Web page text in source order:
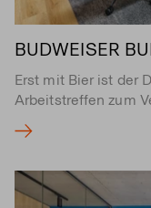
BUDWEISER
Erst mit Bier ist der
Arbeitstreffen zum